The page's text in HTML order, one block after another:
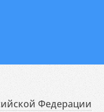
Федерации